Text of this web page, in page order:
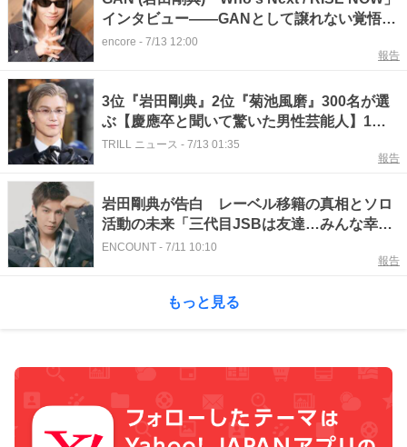
インタビュー――GANとして譲れない覚悟と
決意で"新章"が始まる
encore - 7/13 12:00
報告
3位『岩田剛典』2位『菊池風磨』300名が選
ぶ【慶應卒と聞いて驚いた男性芸能人】1位
に「高学歴なのも納得」「びっくり」
TRILL ニュース - 7/13 01:35
報告
岩田剛典が告白 レーベル移籍の真相とソロ
活動の未来「三代目JSBは友達…みんな幸せ
になって」
ENCOUNT - 7/11 10:10
報告
もっと見る